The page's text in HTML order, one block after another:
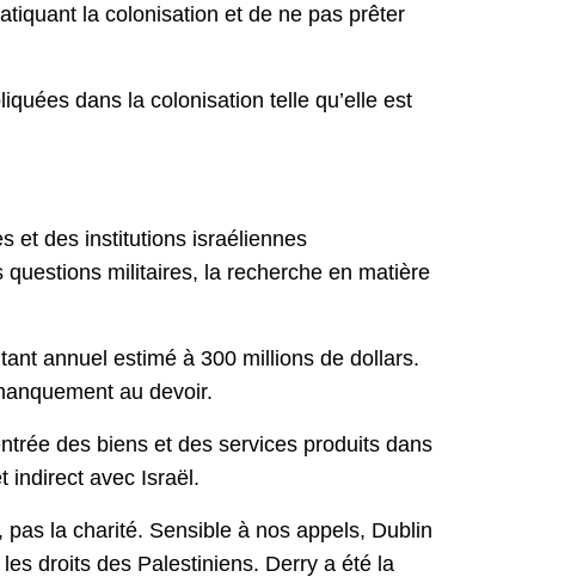
la colonisation et de ne pas prêter
dans la colonisation telle qu’elle est
et des institutions israéliennes
militaires, la recherche en matière
annuel estimé à 300 millions de dollars.
au devoir.
des biens et des services produits dans
indirect avec Israël.
la charité. Sensible à nos appels, Dublin
droits des Palestiniens. Derry a été la